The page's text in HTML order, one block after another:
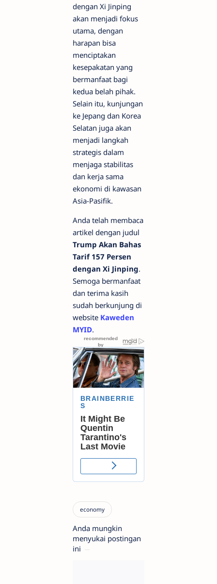
dengan Xi Jinping
akan menjadi fokus
utama, dengan
harapan bisa
menciptakan
kesepakatan yang
bermanfaat bagi
kedua belah pihak.
Selain itu, kunjungan
ke Jepang dan Korea
Selatan juga akan
menjadi langkah
strategis dalam
menjaga stabilitas
dan kerja sama
ekonomi di kawasan
Asia-Pasifik.
Anda telah membaca
artikel dengan judul
Trump Akan Bahas
Tarif 157 Persen
dengan Xi Jinping.
Semoga bermanfaat
dan terima kasih
sudah berkunjung di
website Kaweden
MYID.
Anda mungkin
menyukai postingan
ini